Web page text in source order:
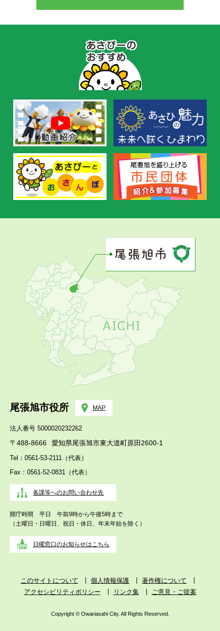
の
お
す
め
尾張旭市役所 MAP
法人番号 5000020232262
〒488-8666 愛知県尾張旭市東大道町原田2600-1
Tel：0561-53-2111（代表）
Fax：0561-52-0831（代表）
各課等へのお問い合わせ先
開庁時間 平日 午前9時から午後5時まで
（土曜日・日曜日、祝日・休日、年末年始を除く）
日曜窓口のお知らせはこちら
このサイトについて 個人情報保護
著作権について
アクセシビリティポリシー
リンク集 ご意見・ご提案
Copyright © Owariasahi City. All Rights Reserved.